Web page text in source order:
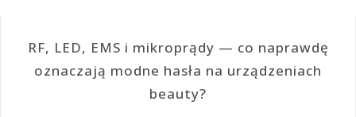
RF, LED, EMS i mikroprądy — co naprawdę
oznaczają modne hasła na urządzeniach
beauty?